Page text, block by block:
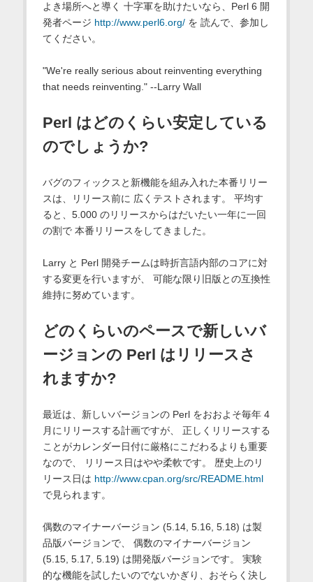
よき場所へと導く 十字軍を助けたいなら、Perl 6 開
発者ページ http://www.perl6.org/を 読んで、参加し
てください。
"We're really serious about reinventing everything
that needs reinventing." --Larry Wall
Perl はどのくらい安定している
のでしょうか?
バグのフィックスと新機能を組み入れた本番リリー
スは、リリース前に 広くテストされます。 平均す
ると、5.000 のリリースからはだいたい一年に一回
の割で 本番リリースをしてきました。
Larry と Perl 開発チームは時折言語内部のコアに対
する変更を行いますが、 可能な限り旧版との互換性
維持に努めています。
どのくらいのペースで新しいバ
ージョンの Perl はリリースさ
れますか?
最近は、新しいバージョンの Perl をおおよそ毎年 4
月にリリースする計画ですが、 正しくリリースする
ことがカレンダー日付に厳格にこだわるよりも重要
なので、 リリース日はやや柔軟です。 歴史上のリ
リース日は http://www.cpan.org/src/README.html
で見られます。
偶数のマイナーバージョン (5.14, 5.16, 5.18) は製
品版バージョンで、 偶数のマイナーバージョン
(5.15, 5.17, 5.19) は開発版バージョンです。 実験
的な機能を試したいのでないかぎり、おそらく決し